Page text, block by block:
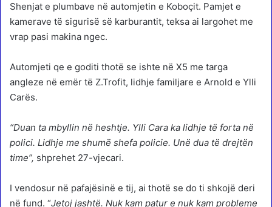
Shenjat e plumbave në automjetin e Koboçit. Pamjet e
kamerave të sigurisë së karburantit, teksa ai largohet me
vrap pasi makina ngec.
Automjeti qe e goditi thotë se ishte në X5 me targa
angleze në emër të Z.Trofit, lidhje familjare e Arnold e Ylli
Carës.
“Duan ta mbyllin në heshtje. Ylli Cara ka lidhje të forta në
polici. Lidhje me shumë shefa policie. Unë dua të drejtën
time”, shprehet 27-vjecari.
I vendosur në pafajësinë e tij, ai thotë se do ti shkojë deri
në fund. “Jetoj jashtë. Nuk kam patur e nuk kam probleme